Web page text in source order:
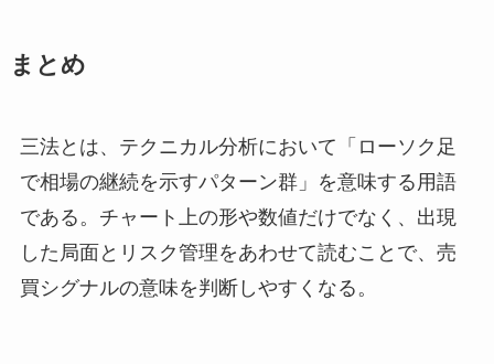
まとめ
三法とは、テクニカル分析において「ローソク足
で相場の継続を示すパターン群」を意味する用語
である。チャート上の形や数値だけでなく、出現
した局面とリスク管理をあわせて読むことで、売
買シグナルの意味を判断しやすくなる。